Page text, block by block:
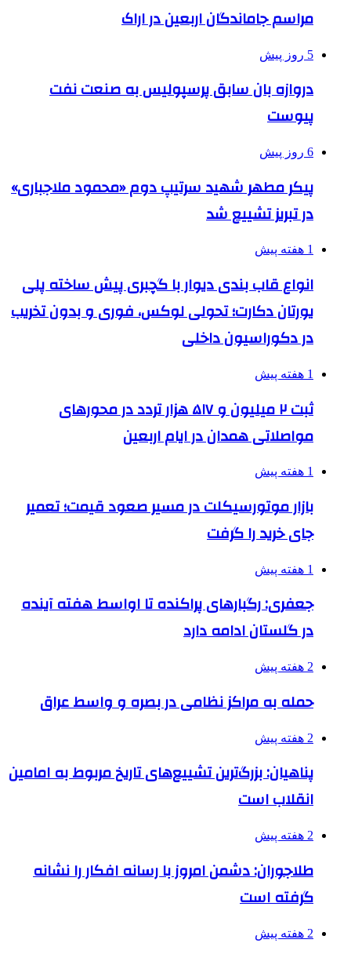
مراسم جاماندگان اربعین در اراک
5 روز پیش
دروازه بان سابق پرسپولیس به صنعت نفت
پیوست
6 روز پیش
پیکر مطهر شهید سرتیپ دوم «محمود ملاجباری»
در تبریز تشییع شد
1 هفته پیش
انواع قاب بندی دیوار با گچبری پیش ساخته پلی
یورتان دکارت؛ تحولی لوکس، فوری و بدون تخریب
در دکوراسیون داخلی
1 هفته پیش
ثبت ۲ میلیون و ۵۱۷ هزار تردد در محورهای
مواصلاتی همدان در ایام اربعین
1 هفته پیش
بازار موتورسیکلت در مسیر صعود قیمت؛ تعمیر
جای خرید را گرفت
1 هفته پیش
جعفری: رگبارهای پراکنده تا اواسط هفته آینده
در گلستان ادامه دارد
2 هفته پیش
حمله به مراکز نظامی در بصره و واسط عراق
2 هفته پیش
پناهیان: بزرگ‌ترین تشییع‌های تاریخ مربوط به امامین
انقلاب است
2 هفته پیش
طلاجوران: دشمن امروز با رسانه افکار را نشانه
گرفته است
2 هفته پیش